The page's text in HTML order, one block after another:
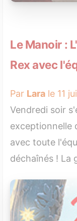
Le Manoir :
Rex avec
Par Lara le 11
Vendredi soir
exceptionnelle
avec toute
déchaînés ! La